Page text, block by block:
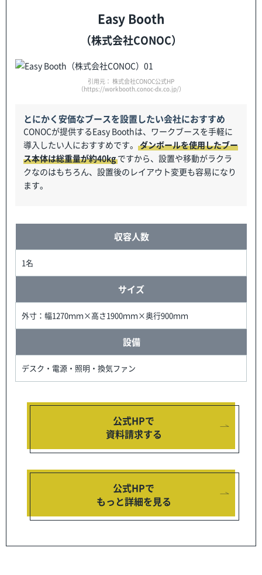
Easy Booth
（株式会社CONOC）
引用元： 株式会社CONOC公式HP
（https://workbooth.conoc-dx.co.jp/）
とにかく安価なブースを設置したい会社におすすめ
CONOCが提供するEasy Boothは、ワークブースを手軽に
導入したい人におすすめです。 ダンボールを使用したブー
ス本体は総重量が約40kgですから、設置や移動がラクラ
クなのはもちろん、設置後のレイアウト変更も容易になり
ます。
収容人数
1名
サイズ
外寸：幅1270ｍｍ×高さ1900ｍｍ×奥行900ｍｍ
設備
デスク・電源・照明・換気ファン
公式HPで
資料請求する
公式HPで
もっと詳細を見る